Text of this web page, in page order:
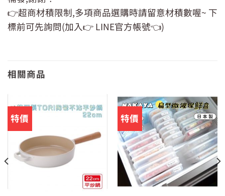
👉超商材積限制,多項商品選購時請留意材積數喔~ 下
標前可先詢問(加入👉 LINE官方帳號👈)
相關商品
特價 特價